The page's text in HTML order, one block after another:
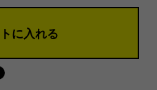
に入れる